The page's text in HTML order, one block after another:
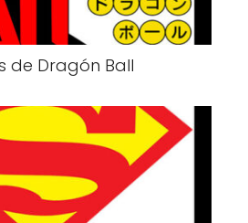
de Dragón Ball